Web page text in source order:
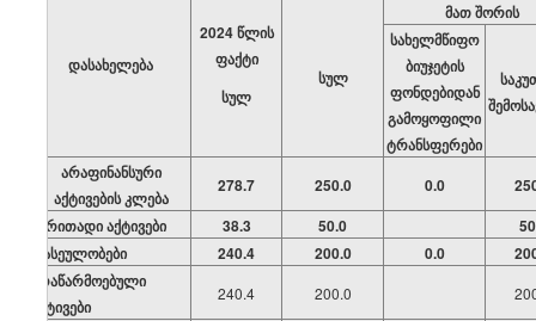
დასახელება
2024წლის
ფაქტი
სულ
სულ
მათ შორის
სახელმწიფო
ბიუჯეტის
ფონდებიდან
გამოყოფილი
ტრანსფერები
არაფინანსური
აქტივების კლება
278.7 250.0 0.0
ძირითადი აქტივები
38.3 50.0
ფასეულობები
240.4 200.0 0.0
არაწარმოებული
აქტივები
240.4 200.0